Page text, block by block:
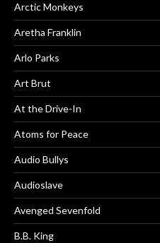
Arctic Monkeys
Aretha Franklin
Arlo Parks
Art Brut
At the Drive-In
Atoms for Peace
Audio Bullys
Audioslave
Avenged Sevenfold
B.B. King